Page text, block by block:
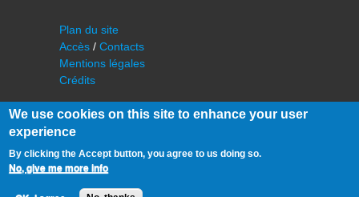
Plan du site
Accès / Contacts
Mentions légales
Crédits
©IAS - Institut d'Astrophysique Spatiale
We use cookies on this site to enhance your user
experience
By clicking the Accept button, you agree to us doing so.
No, give me more info